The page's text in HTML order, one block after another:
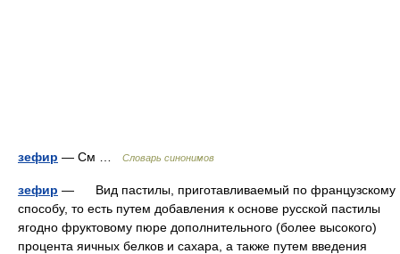
зефир — См … Словарь синонимов
зефир — Вид пастилы, приготавливаемый по французскому
способу, то есть путем добавления к основе русской пастилы
ягодно фруктовому пюре дополнительного (более высокого)
процента яичных белков и сахара, а также путем введения